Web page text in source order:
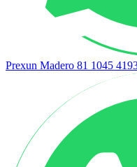
Prexun Madero 81 1045